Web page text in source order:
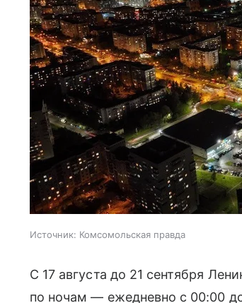
Источник: Комсомольская правда
С 17 августа до 21 сентября
по ночам — ежедневно с 00:00